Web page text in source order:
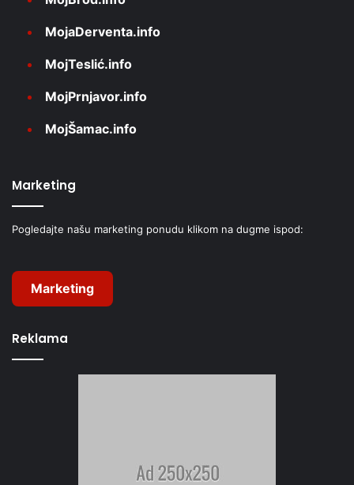
MojaDerventa.info
MojTeslić.info
MojPrnjavor.info
MojŠamac.info
Marketing
Pogledajte našu marketing ponudu klikom na dugme ispod:
Marketing
Reklama